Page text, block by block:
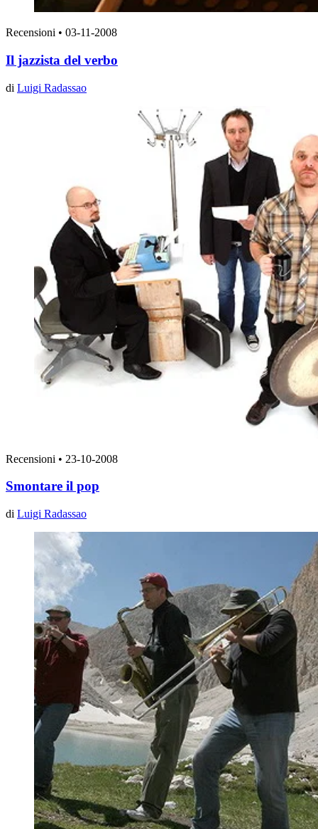
Recensioni • 03-11-2008
Il jazzista del verbo
di Luigi Radassao
Recensioni • 23-10-2008
Smontare il pop
di Luigi Radassao